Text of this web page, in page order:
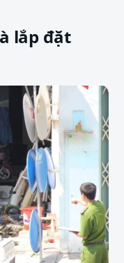
lắp đặt